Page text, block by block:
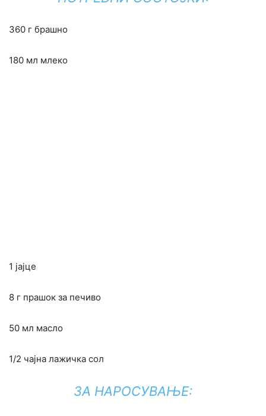
360 г брашно
180 мл млеко
1 јајце
8 г прашок за печиво
50 мл масло
1/2 чајна лажичка сол
ЗА НАРОСУВАЊЕ: